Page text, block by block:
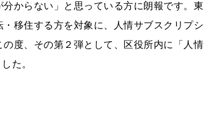
からない」と思っている方に朗報です。東
移住する方を対象に、人情サブスクリプシ
度、その第２弾として、区役所内に「人情
た。